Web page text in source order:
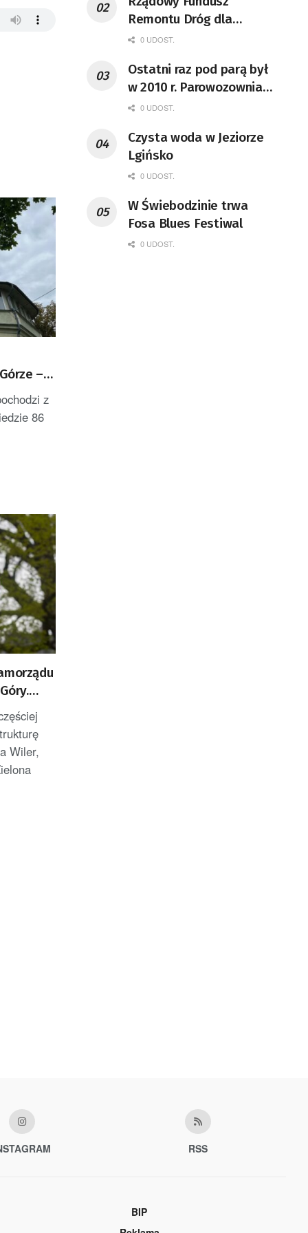
–
z
86
Wiler,
Remontu Dróg dla
województwa lubuskiego
0 UDOST.
Ostatni raz pod parą był
w 2010 r. Parowozownia
Wolsztyn rozpocznie
65
0 UDOST.
Czysta woda w Jeziorze
Lgińsko
0 UDOST.
W Świebodzinie trwa
Fosa Blues Festiwal
0 UDOST.
RSS
BIP